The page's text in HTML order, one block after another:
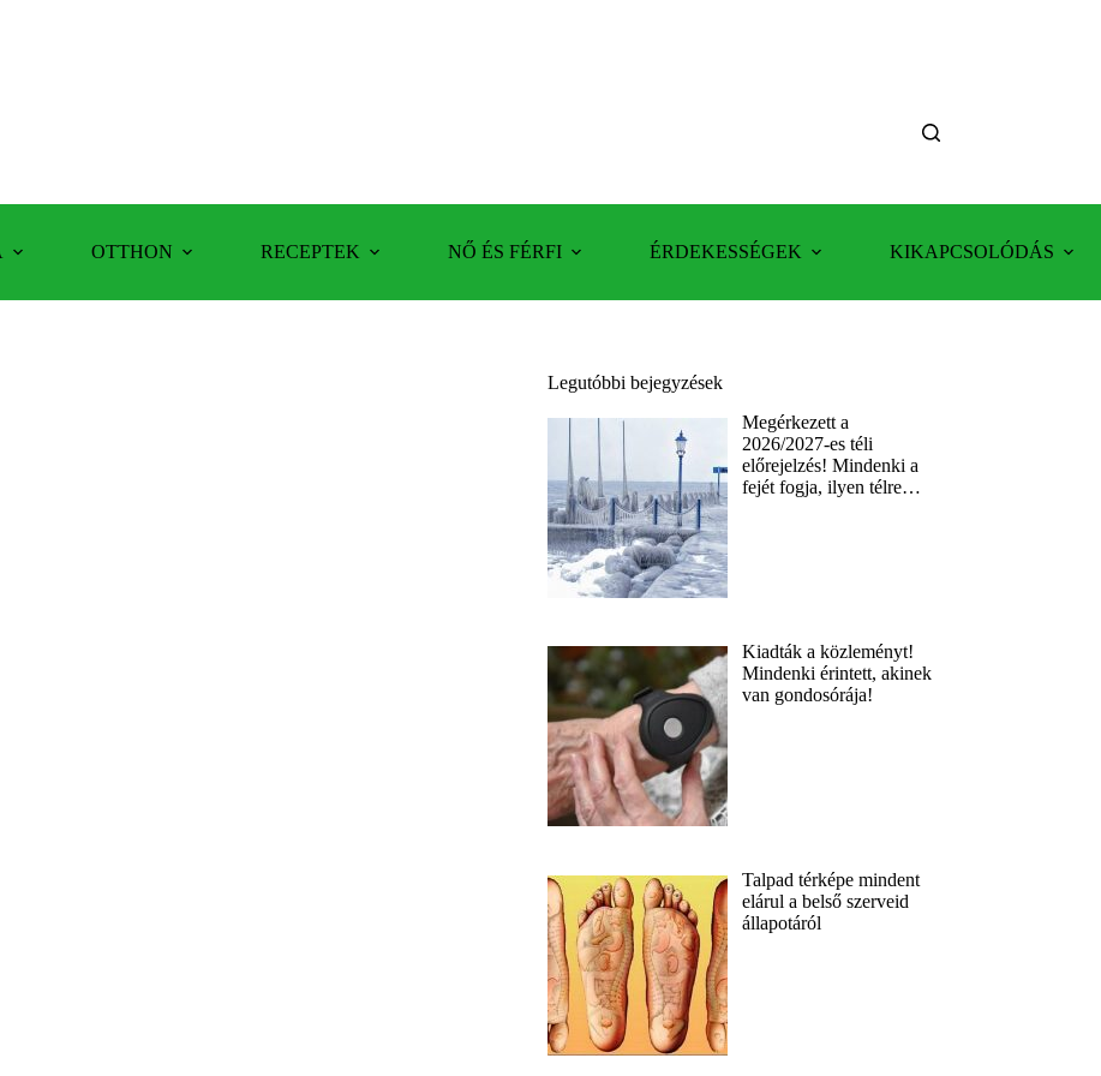
OTTHON RECEPTEK NŐ ÉS FÉRFI ÉRDEKESSÉGEK KIKAPCSOLÓDÁS
Legutóbbi bejegyzések
Megérkezett a
2026/2027-es téli
előrejelzés! Mindenki a
fejét fogja, ilyen télre…
Kiadták a közleményt!
Mindenki érintett, akinek
van gondosórája!
Talpad térképe mindent
elárul a belső szerveid
állapotáról